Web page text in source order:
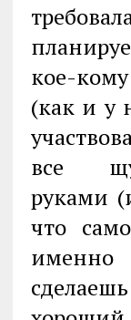
кое-
(как и у
все
руками
что